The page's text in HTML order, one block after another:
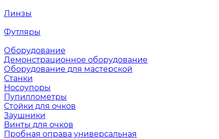
Линзы
Футляры
Оборудование
Демонстрационное оборудование
Оборудование для мастерской
Станки
Носоупоры
Пупиллометры
Стойки для очков
Заушники
Винты для очков
Пробная оправа универсальная